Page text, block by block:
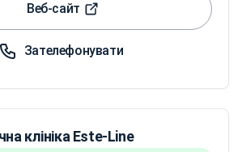
Веб-сайт
Зателефонувати
клініка Este-Line